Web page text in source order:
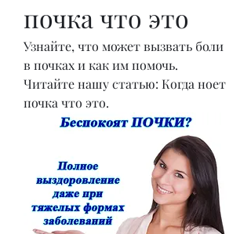
почка что это
Узнайте, что может вызвать боли
в почках и как им помочь.
Читайте нашу статью: Когда ноет
почка что это.